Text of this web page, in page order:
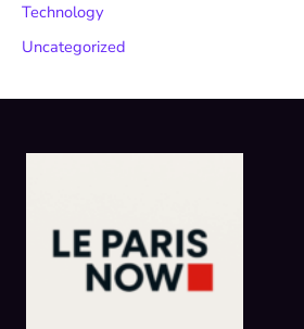
Technology
Uncategorized